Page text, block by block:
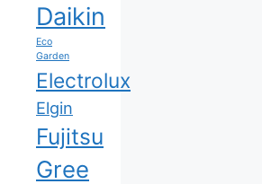
Daikin
Eco
Garden
Electrolux
Elgin
Fujitsu
Gree